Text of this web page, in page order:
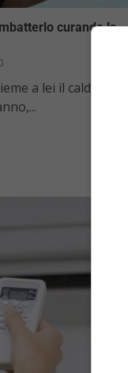
curando la
a lei il caldo e le